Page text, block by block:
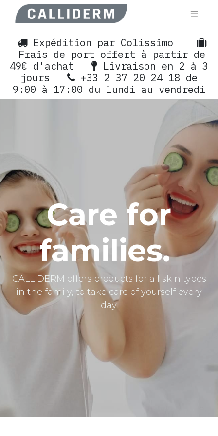
Expédition par Colissimo
Frais de port offert à partir de
49€ d'achat
Livraison en 2 à 3
jours
+33 2 37 20 24 18 de
9:00 à 17:00 du lundi au vendredi
Care for
families.
CALLIDERM offers products for all skin types
in the family, to take care of yourself every
day.